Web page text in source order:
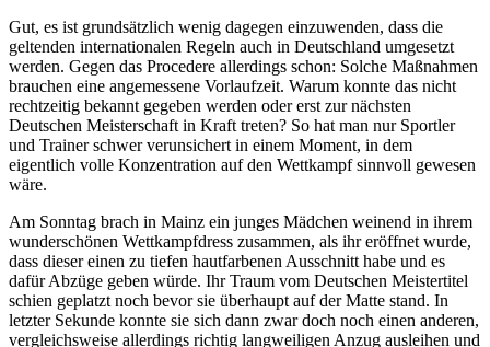
Gut, es ist grundsätzlich wenig dagegen einzuwenden, dass die
geltenden internationalen Regeln auch in Deutschland umgesetzt
werden. Gegen das Procedere allerdings schon: Solche Maßnahmen
brauchen eine angemessene Vorlaufzeit. Warum konnte das nicht
rechtzeitig bekannt gegeben werden oder erst zur nächsten
Deutschen Meisterschaft in Kraft treten? So hat man nur Sportler
und Trainer schwer verunsichert in einem Moment, in dem
eigentlich volle Konzentration auf den Wettkampf sinnvoll gewesen
wäre.
Am Sonntag brach in Mainz ein junges Mädchen weinend in ihrem
wunderschönen Wettkampfdress zusammen, als ihr eröffnet wurde,
dass dieser einen zu tiefen hautfarbenen Ausschnitt habe und es
dafür Abzüge geben würde. Ihr Traum vom Deutschen Meistertitel
schien geplatzt noch bevor sie überhaupt auf der Matte stand. In
letzter Sekunde konnte sie sich dann zwar doch noch einen anderen,
vergleichsweise allerdings richtig langweiligen Anzug ausleihen und